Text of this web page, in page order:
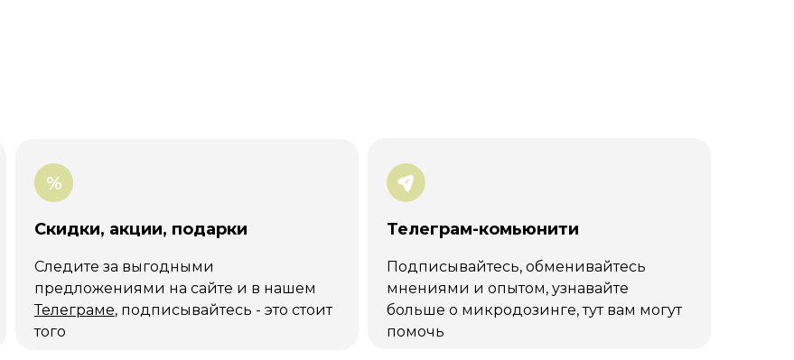
Скидки, акции, подарки
Следите за выгодными
предложениями на сайте и в нашем
Телеграме, подписывайтесь - это стоит
того
Телеграм-комьюнити
%
Подписывайтесь, обменивайтесь
мнениями и опытом, узнавайте
больше о микродозинге, тут вам могут
помочь